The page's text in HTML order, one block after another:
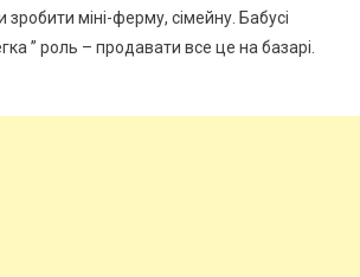
зробити міні-ферму, сімейну. Бабусі
” роль – продавати все це на базарі.